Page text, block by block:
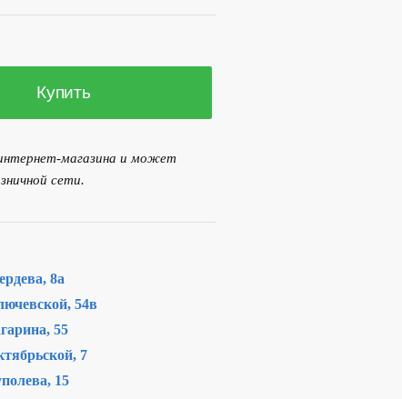
Купить
магазина и может
сети.
8а
54в
55
7
15